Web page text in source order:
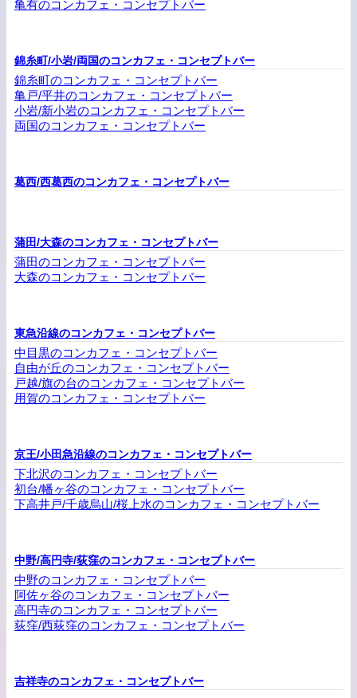
亀有のコンカフェ・コンセプトバー
錦糸町/小岩/両国のコンカフェ・コンセプトバー
錦糸町のコンカフェ・コンセプトバー
亀戸/平井のコンカフェ・コンセプトバー
小岩/新小岩のコンカフェ・コンセプトバー
両国のコンカフェ・コンセプトバー
葛西/西葛西のコンカフェ・コンセプトバー
蒲田/大森のコンカフェ・コンセプトバー
蒲田のコンカフェ・コンセプトバー
大森のコンカフェ・コンセプトバー
東急沿線のコンカフェ・コンセプトバー
中目黒のコンカフェ・コンセプトバー
自由が丘のコンカフェ・コンセプトバー
戸越/旗の台のコンカフェ・コンセプトバー
用賀のコンカフェ・コンセプトバー
京王/小田急沿線のコンカフェ・コンセプトバー
下北沢のコンカフェ・コンセプトバー
初台/幡ヶ谷のコンカフェ・コンセプトバー
下高井戸/千歳烏山/桜上水のコンカフェ・コンセプトバー
中野/高円寺/荻窪のコンカフェ・コンセプトバー
中野のコンカフェ・コンセプトバー
阿佐ヶ谷のコンカフェ・コンセプトバー
高円寺のコンカフェ・コンセプトバー
荻窪/西荻窪のコンカフェ・コンセプトバー
吉祥寺のコンカフェ・コンセプトバー